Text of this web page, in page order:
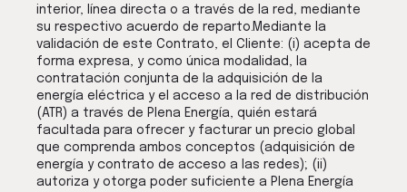
interior, línea directa o a través de la red, mediante
su respectivo acuerdo de reparto.Mediante la
validación de este Contrato, el Cliente: (i) acepta de
forma expresa, y como única modalidad, la
contratación conjunta de la adquisición de la
energía eléctrica y el acceso a la red de distribución
(ATR) a través de Plena Energía, quién estará
facultada para ofrecer y facturar un precio global
que comprenda ambos conceptos (adquisición de
energía y contrato de acceso a las redes); (ii)
autoriza y otorga poder suficiente a Plena Energía